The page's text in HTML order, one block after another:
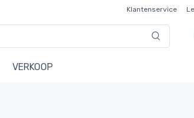
Klantenservice
VERKOOP